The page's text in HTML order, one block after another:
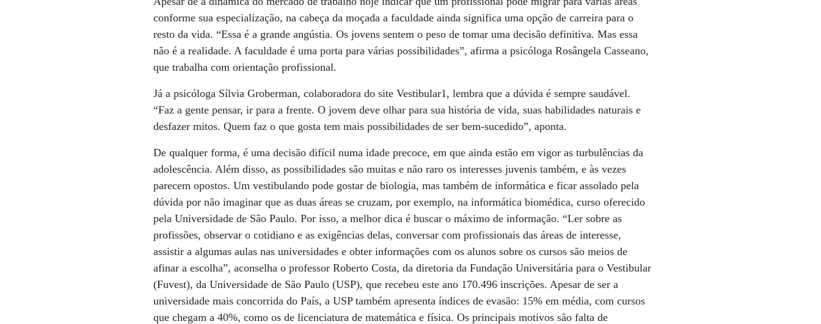
conforme sua especialização, na cabeça da moçada a faculdade ainda significa uma opção de carreira para o
resto da vida. “Essa é a grande angústia. Os jovens sentem o peso de tomar uma decisão definitiva. Mas essa
não é a realidade. A faculdade é uma porta para várias possibilidades”, afirma a psicóloga Rosângela Casseano,
que trabalha com orientação profissional.
Já a psicóloga Sílvia Groberman, colaboradora do site Vestibular1, lembra que a dúvida é sempre saudável.
“Faz a gente pensar, ir para a frente. O jovem deve olhar para sua história de vida, suas habilidades naturais e
desfazer mitos. Quem faz o que gosta tem mais possibilidades de ser bem-sucedido”, aponta.
De qualquer forma, é uma decisão difícil numa idade precoce, em que ainda estão em vigor as turbulências da
adolescência. Além disso, as possibilidades são muitas e não raro os interesses juvenis também, e às vezes
parecem opostos. Um vestibulando pode gostar de biologia, mas também de informática e ficar assolado pela
dúvida por não imaginar que as duas áreas se cruzam, por exemplo, na informática biomédica, curso oferecido
pela Universidade de São Paulo. Por isso, a melhor dica é buscar o máximo de informação. “Ler sobre as
profissões, observar o cotidiano e as exigências delas, conversar com profissionais das áreas de interesse,
assistir a algumas aulas nas universidades e obter informações com os alunos sobre os cursos são meios de
afinar a escolha”, aconselha o professor Roberto Costa, da diretoria da Fundação Universitária para o Vestibular
(Fuvest), da Universidade de São Paulo (USP), que recebeu este ano 170.496 inscrições. Apesar de ser a
universidade mais concorrida do País, a USP também apresenta índices de evasão: 15% em média, com cursos
que chegam a 40%, como os de licenciatura de matemática e física. Os principais motivos são falta de